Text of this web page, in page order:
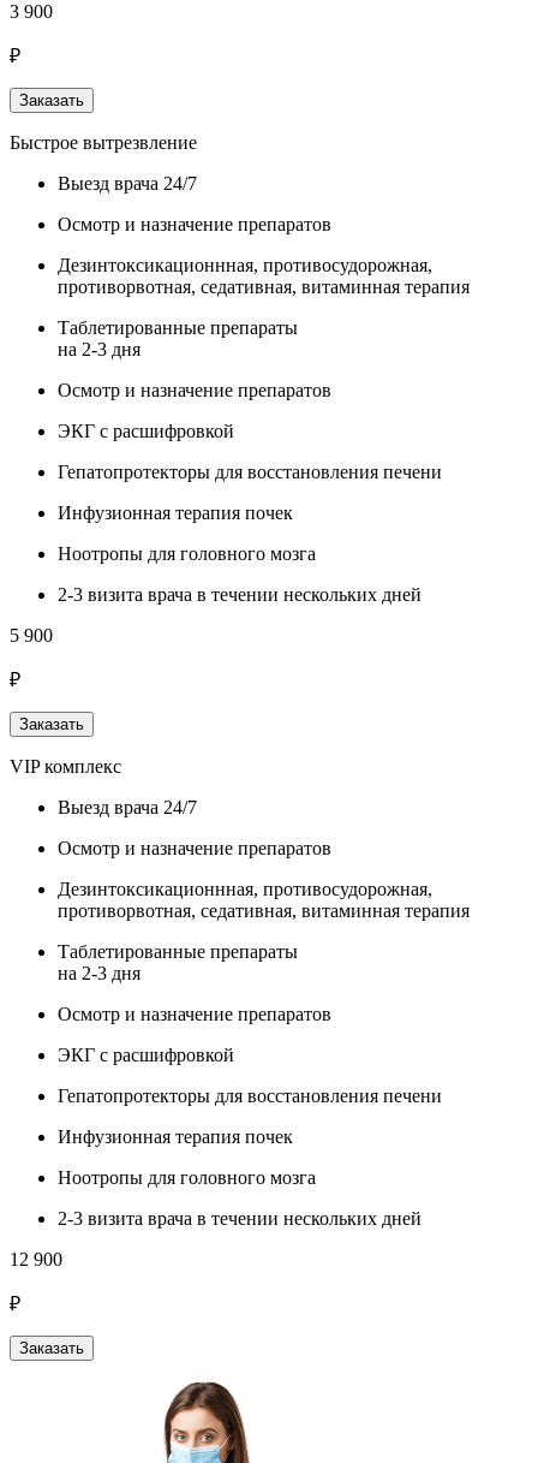
3 900
₽
Заказать
Быстрое вытрезвление
Выезд врача 24/7
Осмотр и назначение препаратов
Дезинтоксикационнная, противосудорожная,
противорвотная, седативная, витаминная терапия
Таблетированные препараты
на 2-3 дня
Осмотр и назначение препаратов
ЭКГ с расшифровкой
Гепатопротекторы для восстановления печени
Инфузионная терапия почек
Ноотропы для головного мозга
2-3 визита врача в течении нескольких дней
5 900
₽
Заказать
VIP комплекс
Выезд врача 24/7
Осмотр и назначение препаратов
Дезинтоксикационнная, противосудорожная,
противорвотная, седативная, витаминная терапия
Таблетированные препараты
на 2-3 дня
Осмотр и назначение препаратов
ЭКГ с расшифровкой
Гепатопротекторы для восстановления печени
Инфузионная терапия почек
Ноотропы для головного мозга
2-3 визита врача в течении нескольких дней
12 900
₽
Заказать